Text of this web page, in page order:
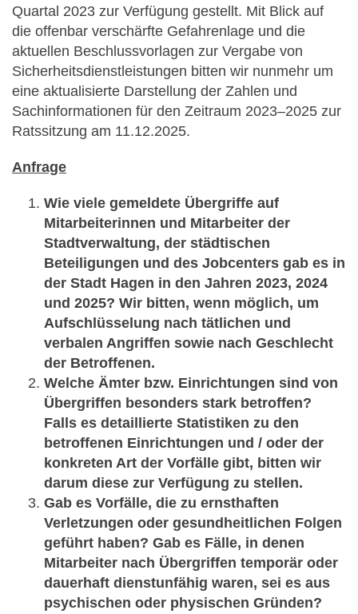
Quartal 2023 zur Verfügung gestellt. Mit Blick auf
die offenbar verschärfte Gefahrenlage und die
aktuellen Beschlussvorlagen zur Vergabe von
Sicherheitsdienstleistungen bitten wir nunmehr um
eine aktualisierte Darstellung der Zahlen und
Sachinformationen für den Zeitraum 2023–2025 zur
Ratssitzung am 11.12.2025.
Anfrage
Wie viele gemeldete Übergriffe auf
Mitarbeiterinnen und Mitarbeiter der
Stadtverwaltung, der städtischen
Beteiligungen und des Jobcenters gab es in
der Stadt Hagen in den Jahren 2023, 2024
und 2025? Wir bitten, wenn möglich, um
Aufschlüsselung nach tätlichen und
verbalen Angriffen sowie nach Geschlecht
der Betroffenen.
Welche Ämter bzw. Einrichtungen sind von
Übergriffen besonders stark betroffen?
Falls es detaillierte Statistiken zu den
betroffenen Einrichtungen und / oder der
konkreten Art der Vorfälle gibt, bitten wir
darum diese zur Verfügung zu stellen.
Gab es Vorfälle, die zu ernsthaften
Verletzungen oder gesundheitlichen Folgen
geführt haben? Gab es Fälle, in denen
Mitarbeiter nach Übergriffen temporär oder
dauerhaft dienstunfähig waren, sei es aus
psychischen oder physischen Gründen?